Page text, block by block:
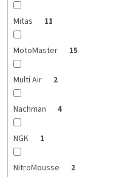
Mitas 11
MotoMaster 15
Multi Air 2
Nachman 4
NGK 1
NitroMousse 2